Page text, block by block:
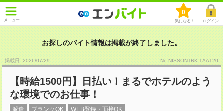
メニュー
0
気になる！ ログイン
お探しのバイト情報は掲載が終了しました。
掲載日 :2026/07/29 No.NISSONTRK-1AA120
【時給1500円】日払い！まるでホテルのよう
な環境でのお仕事！
派遣 ブランクOK WEB登録・面接OK